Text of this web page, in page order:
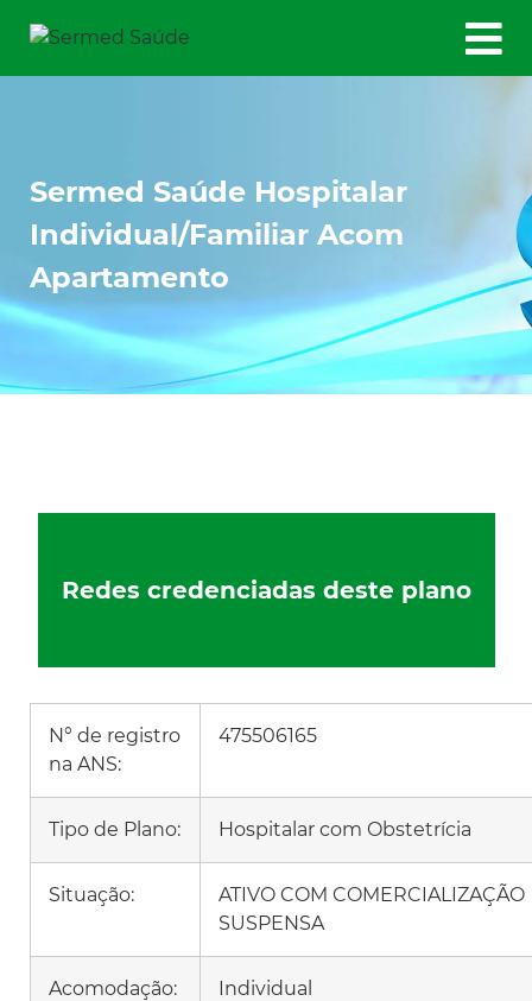
Sermed Saúde Hospitalar
Individual/Familiar Acom
Apartamento
Redes credenciadas deste plano
N° de registro
na ANS:
475506165
Tipo de Plano: Hospitalar com Obstetrícia
Situação:
ATIVO COM COMERCIALIZAÇÃO
SUSPENSA
Acomodação: Individual